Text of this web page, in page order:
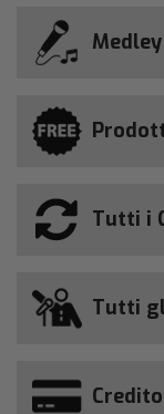
Medley
Tutti i
Tutti